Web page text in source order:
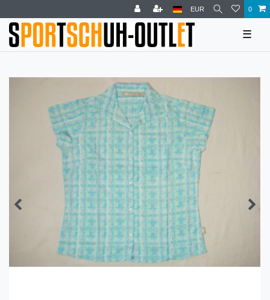
EUR 0
☰